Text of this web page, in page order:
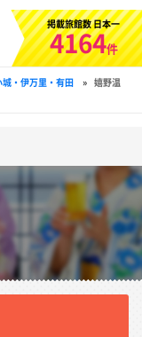
掲載旅館数 日本一
4164件
・伊万里・有田 » 嬉野温